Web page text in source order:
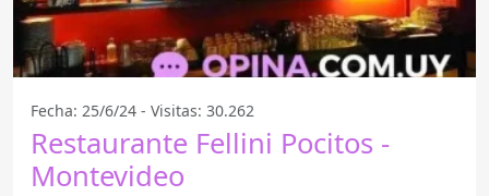
Fecha: 25/6/24 - Visitas: 30.262
Restaurante Fellini Pocitos -
Montevideo